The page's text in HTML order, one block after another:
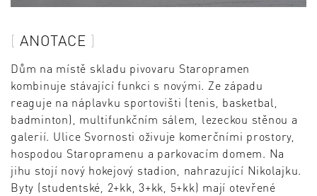
ANOTACE
Dům na místě skladu pivovaru Staropramen
kombinuje stávající funkci s novými. Ze západu
reaguje na náplavku sportovišti (tenis, basketbal,
badminton), multifunkčním sálem, lezeckou stěnou a
galerií. Ulice Svornosti oživuje komerčními prostory,
hospodou Staropramenu a parkovacím domem. Na
jihu stojí nový hokejový stadion, nahrazující Nikolajku.
Byty (studentské, 2+kk, 3+kk, 5+kk) mají otevřené